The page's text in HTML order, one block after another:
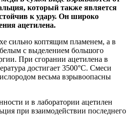
который также является
к удару. Он широко
ацетилена.
сильно коптящим пламенем, а в
с выделением большого
При сгорании ацетилена в
достигает 3500°С. Смеси
весьма взрывоопасны
и в лаборатории ацетилен
при взаимодействии последнего